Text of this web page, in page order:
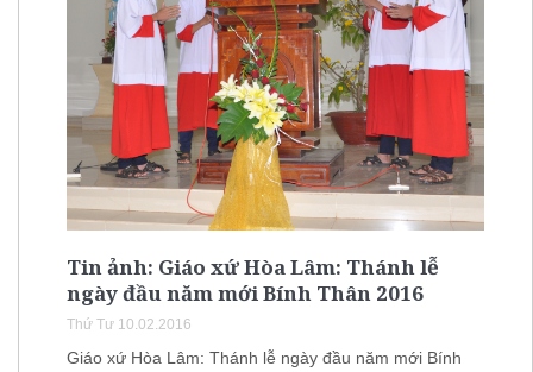
Tin ảnh: Giáo xứ Hòa Lâm: Thánh lễ
ngày đầu năm mới Bính Thân 2016
Thứ Tư 10.02.2016
Giáo xứ Hòa Lâm: Thánh lễ ngày đầu năm mới Bính